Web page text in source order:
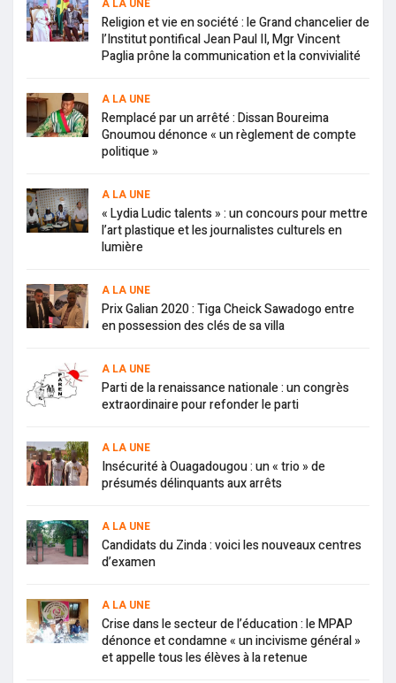
A LA UNE
Religion et vie en société : le Grand chancelier de
l’Institut pontifical Jean Paul II, Mgr Vincent
Paglia prône la communication et la convivialité
A LA UNE
Remplacé par un arrêté : Dissan Boureima
Gnoumou dénonce « un règlement de compte
politique »
A LA UNE
« Lydia Ludic talents » : un concours pour mettre
l’art plastique et les journalistes culturels en
lumière
A LA UNE
Prix Galian 2020 : Tiga Cheick Sawadogo entre
en possession des clés de sa villa
A LA UNE
Parti de la renaissance nationale : un congrès
extraordinaire pour refonder le parti
A LA UNE
Insécurité à Ouagadougou : un « trio » de
présumés délinquants aux arrêts
A LA UNE
Candidats du Zinda : voici les nouveaux centres
d’examen
A LA UNE
Crise dans le secteur de l’éducation : le MPAP
dénonce et condamne « un incivisme général »
et appelle tous les élèves à la retenue